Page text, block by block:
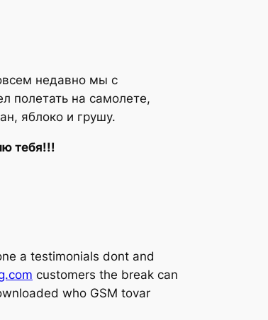
недавно мы с
полетать на самолете,
яблоко и грушу.
тебя!!!
a testimonials dont and
customers the break can
who GSM tovar